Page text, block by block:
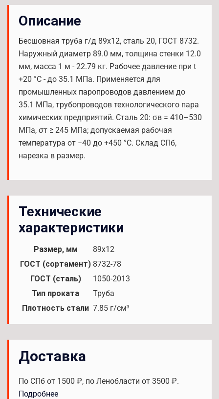
Описание
Бесшовная труба г/д 89x12, сталь 20, ГОСТ 8732.
Наружный диаметр 89.0 мм, толщина стенки 12.0
мм, масса 1 м - 22.79 кг. Рабочее давление при t
+20 °С - до 35.1 МПа. Применяется для
промышленных паропроводов давлением до
35.1 МПа, трубопроводов технологического пара
химических предприятий. Сталь 20: σв = 410–530
МПа, σт ≥ 245 МПа; допускаемая рабочая
температура от −40 до +450 °С. Склад СПб,
нарезка в размер.
Технические
характеристики
Размер, мм
89x12
ГОСТ (сортамент) 8732-78
ГОСТ (сталь)
1050-2013
Тип проката
Труба
Плотность стали 7.85 г/см³
Доставка
По СПб от 1500 ₽, по Ленобласти от 3500 ₽.
Подробнее